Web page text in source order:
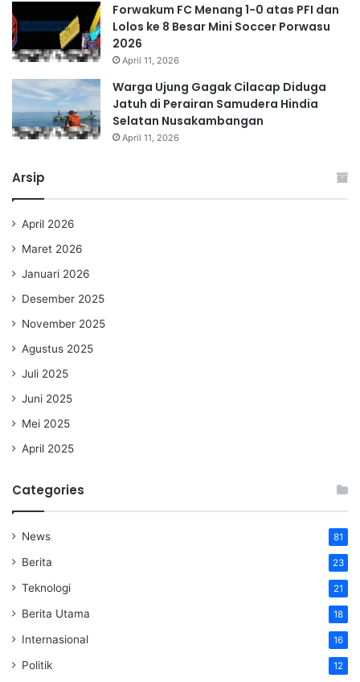
Forwakum FC Menang 1-0 atas PFI dan
Lolos ke 8 Besar Mini Soccer Porwasu
2026
April 11, 2026
Warga Ujung Gagak Cilacap Diduga
Jatuh di Perairan Samudera Hindia
Selatan Nusakambangan
April 11, 2026
Arsip
April 2026
Maret 2026
Januari 2026
Desember 2025
November 2025
Agustus 2025
Juli 2025
Juni 2025
Mei 2025
April 2025
Categories
News 81
Berita 23
Teknologi 21
Berita Utama 18
Internasional 16
Politik 12